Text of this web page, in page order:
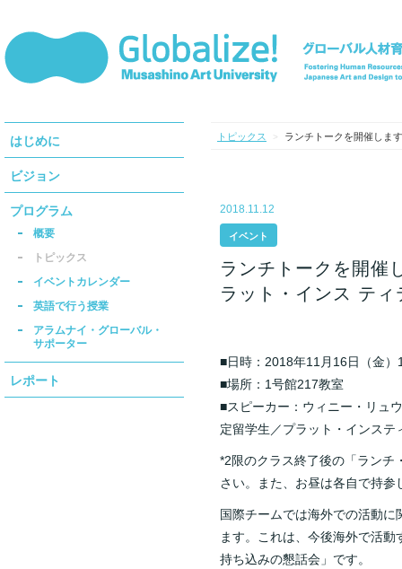
はじめに
ビジョン
プログラム
概要
トピックス
イベントカレンダー
英語で行う授業
アラムナイ・グローバル・
サポーター
レポート
トピックス > ランチトークを開催しま
2018.11.12
イベント
ランチトークを開催
ラット・インス ティ
■日時：2018年11月16日（金
■場所：1号館217教室
■スピーカー：ウィニー・リュ
定留学生／プラット・インステ
*2限のクラス終了後の「ランチ
さい。また、お昼は各自で持参
国際チームでは海外での活動
ます。これは、今後海外で活
持ち込みの懇話会」です。